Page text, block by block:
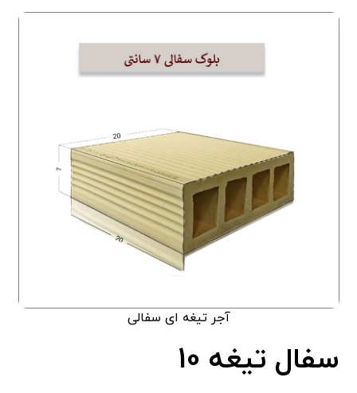
آجر تیغه ای سفالی
سفال تیغه 10